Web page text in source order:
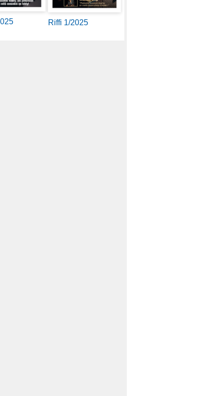
Riffi 1/2025